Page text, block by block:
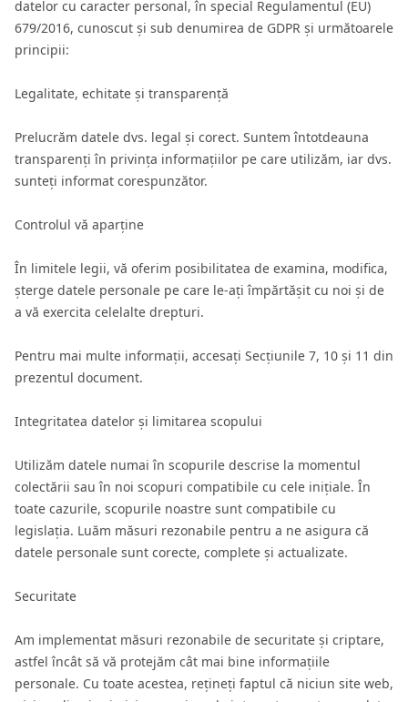
datelor cu caracter personal, în special Regulamentul (EU)
679/2016, cunoscut și sub denumirea de GDPR și următoarele
principii:
Legalitate, echitate și transparență
Prelucrăm datele dvs. legal și corect. Suntem întotdeauna
transparenți în privința informațiilor pe care utilizăm, iar dvs.
sunteți informat corespunzător.
Controlul vă aparține
În limitele legii, vă oferim posibilitatea de examina, modifica,
șterge datele personale pe care le-ați împărtășit cu noi și de
a vă exercita celelalte drepturi.
Pentru mai multe informații, accesați Secțiunile 7, 10 și 11 din
prezentul document.
Integritatea datelor și limitarea scopului
Utilizăm datele numai în scopurile descrise la momentul
colectării sau în noi scopuri compatibile cu cele inițiale. În
toate cazurile, scopurile noastre sunt compatibile cu
legislația. Luăm măsuri rezonabile pentru a ne asigura că
datele personale sunt corecte, complete și actualizate.
Securitate
Am implementat măsuri rezonabile de securitate și criptare,
astfel încât să vă protejăm cât mai bine informațiile
personale. Cu toate acestea, rețineți faptul că niciun site web,